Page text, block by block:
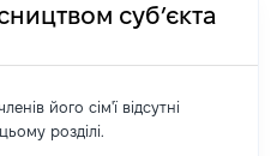
суб’єкта
його сім'ї відсутні
розділі.